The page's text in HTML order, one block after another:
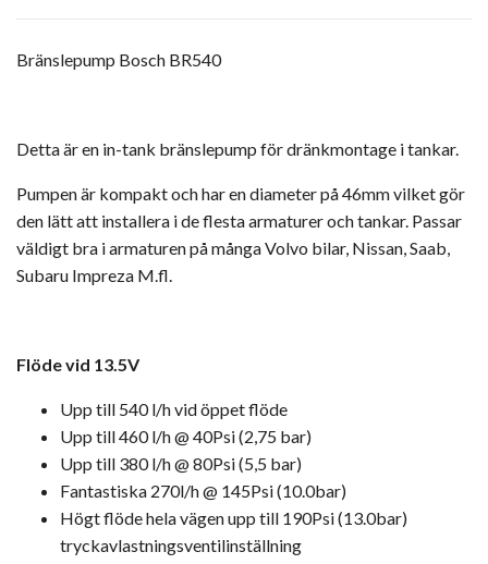
Bränslepump Bosch BR540
Detta är en in-tank bränslepump för dränkmontage i tankar.
Pumpen är kompakt och har en diameter på 46mm vilket gör
den lätt att installera i de flesta armaturer och tankar. Passar
väldigt bra i armaturen på många Volvo bilar, Nissan, Saab,
Subaru Impreza M.fl.
Flöde vid 13.5V
Upp till 540 l/h vid öppet flöde
Upp till 460 l/h @ 40Psi (2,75 bar)
Upp till 380 l/h @ 80Psi (5,5 bar)
Fantastiska 270l/h @ 145Psi (10.0bar)
Högt flöde hela vägen upp till 190Psi (13.0bar)
tryckavlastningsventilinställning